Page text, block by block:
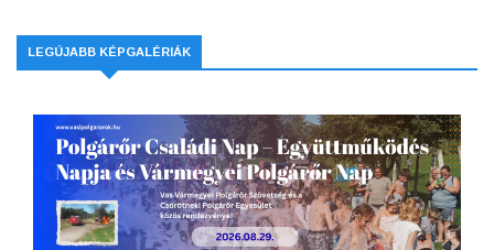
LEGÚJABB KÉPGALÉRIÁK